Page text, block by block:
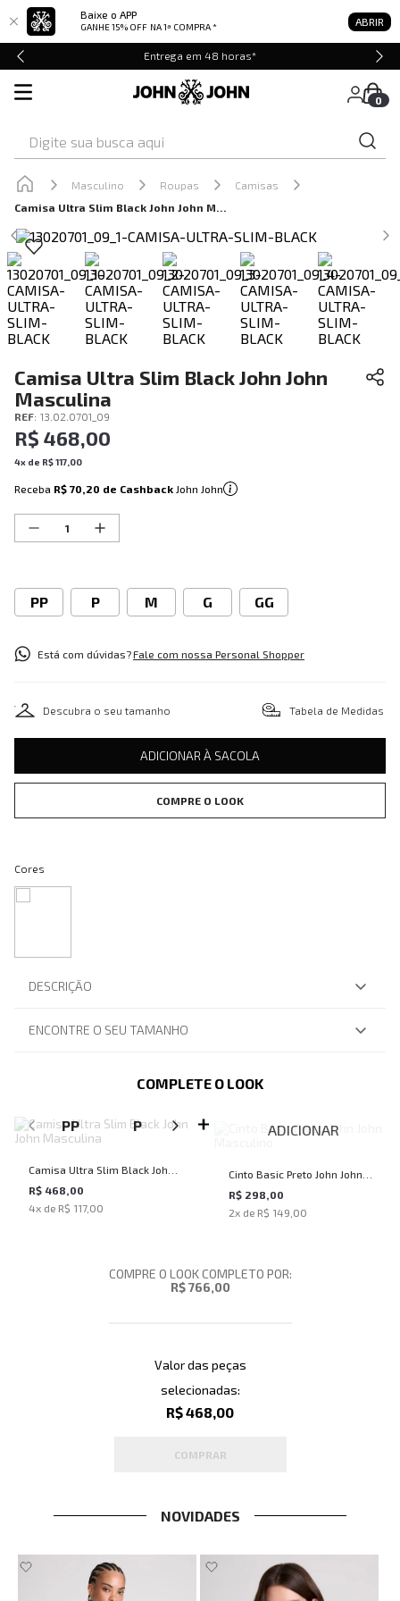
Baixe o APP
GANHE 15% OFF NA 1ª COMPRA * ABRIR
Entrega em 48 horas*
0
Masculino Roupas
Camisas
Camisa Ultra Slim Black John John Masculina
Camisa Ultra Slim Black John John
Masculina
REF: 13.02.0701_09
R$ 468,00
4x de R$117 00
Receba R$ 70,20 de Cashback John John
PP P M G GG
Está com dúvidas?Fale com nossa Personal Shopper
Descubra o seu tamanho Tabela de Medidas
ADICIONAR À SACOLA
COMPRE O LOOK
Cores
DESCRIÇÃO
ENCONTRE O SEU TAMANHO
COMPLETE O LOOK
PP P M G GG
Camisa Ultra Slim Black John
John Masculina
R$ 468,00
4x de R$ 117,00
ADICIONAR
Cinto Basic Preto John John
Masculino
R$ 298,00
2x de R$ 149,00
COMPRE O LOOK COMPLETO POR:
R$ 766,00
Valor das peças
selecionadas:
R$ 468,00
COMPRAR
NOVIDADES